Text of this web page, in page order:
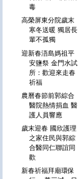
毒
高榮屏東分院歲末
寒冬送暖 獨居長
輩不孤獨
迎新春浯島媽祖平
安鹽祭 金門水試
所：歡迎來走春
祈福
農曆春節前郭綜合
醫院熱情捐血 醫
護人員響應
歲末迎春 國欣護理
之家住民與郭綜
合醫同仁聯誼同
歡
新春祈福拜廟環保